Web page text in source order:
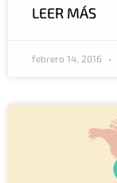
LEER MÁS
febrero 14, 2016